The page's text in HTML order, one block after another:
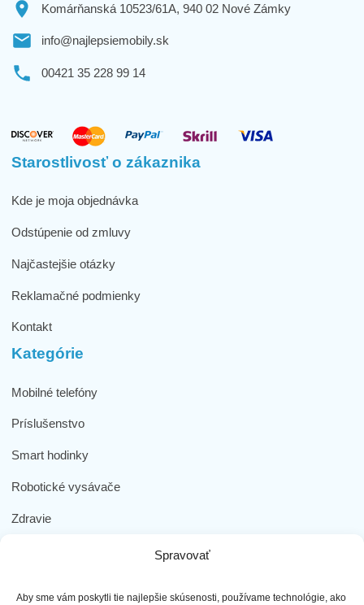
Spravovať
Aby sme vám poskytli tie najlepšie skúsenosti, používame technológie, ako
Komárňanská 10523/61A, 940 02 Nové Zámky
info@najlepsiemobily.sk
00421 35 228 99 14
Starostlivosť o zákaznika
Kde je moja objednávka
Odstúpenie od zmluvy
Najčastejšie otázky
Reklamačné podmienky
Kontakt
Kategórie
Mobilné telefóny
Príslušenstvo
Smart hodinky
Robotické vysávače
Zdravie